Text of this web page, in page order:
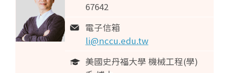
67642
電子信箱
li@nccu.edu.tw
美國史丹福大學 機械工程(學)